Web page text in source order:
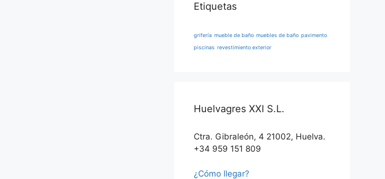
Etiquetas
grifería mueble de baño muebles de baño pavimento
piscinas revestimiento exterior
Huelvagres XXI S.L.
Ctra. Gibraleón, 4 21002, Huelva.
+34 959 151 809
¿Cómo llegar?